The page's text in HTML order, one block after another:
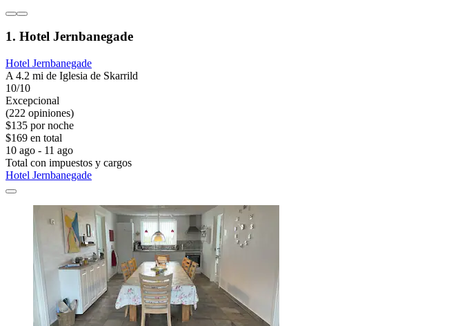
1. Hotel Jernbanegade
Hotel Jernbanegade
A 4.2 mi de Iglesia de Skarrild
10/10
Excepcional
(222 opiniones)
$135 por noche
$169 en total
10 ago - 11 ago
Total con impuestos y cargos
Hotel Jernbanegade